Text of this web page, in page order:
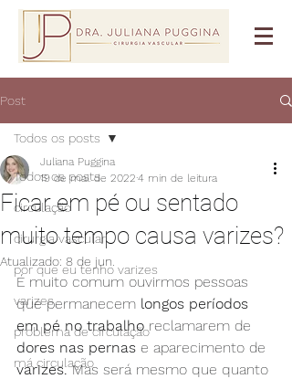
Post
Todos os posts
circulação
cirurgia vascular
por que eu tenho varizes
varizes
problema de circulação
má circulação
Todos os posts
Ficar em pé ou sentado
muito tempo causa varizes?
Juliana Puggina
19 de mai. de 2022 4 min de leitura
Atualizado: 8 de jun.
É muito comum ouvirmos pessoas
que permanecem longos períodos
em pé no trabalho reclamarem de
dores nas pernas e aparecimento de
varizes. Mas será mesmo que quanto